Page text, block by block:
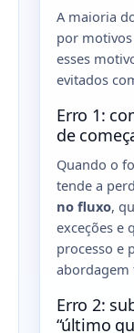
A maioria
por
esses
evitados
Erro 1:
de
Quando o
tende a
no fluxo,
exceções e
processo e
abordagem
Erro 2:
“último